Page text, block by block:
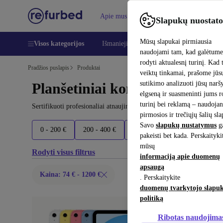
Slapukų
Mūsų slapukai pirmiausia
naudojami tam, kad
rodyti aktualesnį turinį. Kad
veiktų tinkamai, prašome
sutikimo analizuoti jūsų
elgseną ir suasmeninti jums
turinį bei reklamą –
pirmosios ir trečiųjų šalių
Savo slapukų nustatymus
pakeisti bet kada.
mūsų
informaciją apie duomenų
apsaugą
. Perskaitykite
duomenų tvarkytojo
politiką
Ribotas
Apie mus Pagalba
Visos kategorijos Išmanieji telefonai Nešiojamieji
Pradžios puslapis Produktai
Planšetiniai kompiuteriai:
Sertifikuoti profesionaliai atnaujinti Planšetiniai kompiuteriai iki
0 - 200 € 200 - 400 € 400 - 600 € 600 - 900 €
Rodyti visus filtrus
Kaina: 74 € - 1200 €